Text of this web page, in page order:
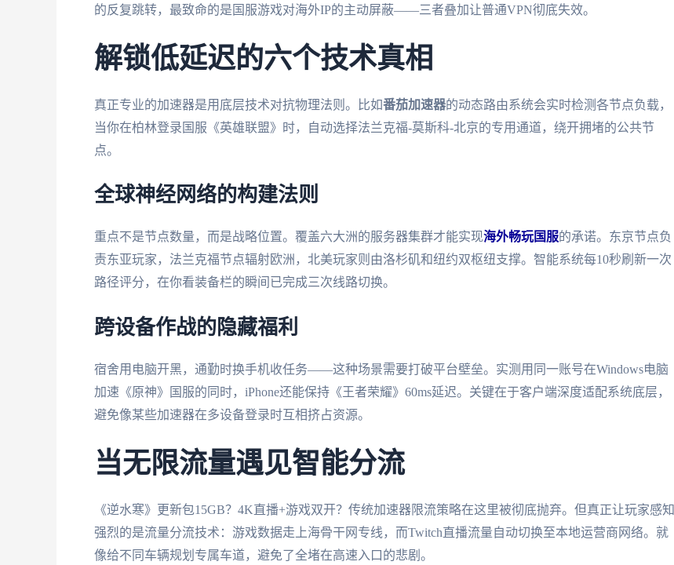
的反复跳转，最致命的是国服游戏对海外IP的主动屏蔽——三者叠加让普通VPN彻底失效。
解锁低延迟的六个技术真相
真正专业的加速器是用底层技术对抗物理法则。比如番茄加速器的动态路由系统会实时检测各节点负载，
当你在柏林登录国服《英雄联盟》时，自动选择法兰克福-莫斯科-北京的专用通道，绕开拥堵的公共节
点。
全球神经网络的构建法则
重点不是节点数量，而是战略位置。覆盖六大洲的服务器集群才能实现海外畅玩国服的承诺。东京节点负
责东亚玩家，法兰克福节点辐射欧洲，北美玩家则由洛杉矶和纽约双枢纽支撑。智能系统每10秒刷新一次
路径评分，在你看装备栏的瞬间已完成三次线路切换。
跨设备作战的隐藏福利
宿舍用电脑开黑，通勤时换手机收任务——这种场景需要打破平台壁垒。实测用同一账号在Windows电脑
加速《原神》国服的同时，iPhone还能保持《王者荣耀》60ms延迟。关键在于客户端深度适配系统底层，
避免像某些加速器在多设备登录时互相挤占资源。
当无限流量遇见智能分流
《逆水寒》更新包15GB？4K直播+游戏双开？传统加速器限流策略在这里被彻底抛弃。但真正让玩家感知
强烈的是流量分流技术：游戏数据走上海骨干网专线，而Twitch直播流量自动切换至本地运营商网络。就
像给不同车辆规划专属车道，避免了全堵在高速入口的悲剧。